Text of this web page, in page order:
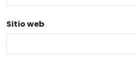
Sitio web